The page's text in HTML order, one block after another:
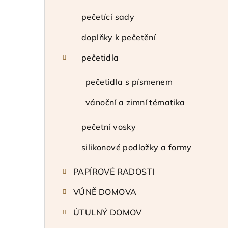
pečetící sady
doplňky k pečetění
pečetidla
pečetidla s písmenem
vánoční a zimní tématika
pečetní vosky
silikonové podložky a formy
PAPÍROVÉ RADOSTI
VŮNĚ DOMOVA
ÚTULNÝ DOMOV